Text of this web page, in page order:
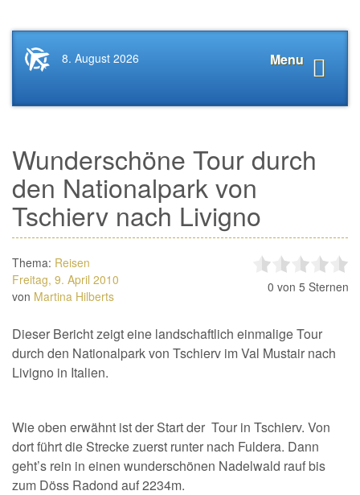
Startseite
News.Tourismus.com
Menu
8. August 2026
Wunderschöne Tour durch
den Nationalpark von
Tschierv nach Livigno
Thema: Reisen
Freitag, 9. April 2010
von Martina Hilberts
0 von 5 Sternen
Dieser Bericht zeigt eine landschaftlich einmalige Tour
durch den Nationalpark von Tschierv im Val Mustair nach
Livigno in Italien.
Wie oben erwähnt ist der Start der Tour in Tschierv. Von
dort führt die Strecke zuerst runter nach Fuldera. Dann
geht’s rein in einen wunderschönen Nadelwald rauf bis
zum Döss Radond auf 2234m.